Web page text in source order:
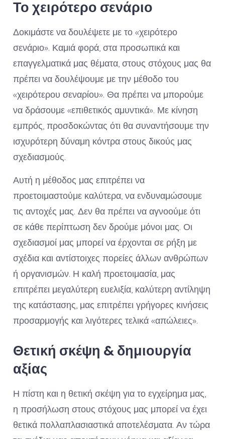
Το χειρότερο σενάριο
Δοκιμάστε να δουλέψετε με το «χειρότερο
σενάριο». Καμιά φορά, στα προσωπικά και
επαγγελματικά μας θέματα, στους στόχους μας θα
πρέπει να δουλέψουμε με την μέθοδο του
«χειρότερου σεναρίου». Θα πρέπει να μπορούμε
να δράσουμε «επιθετικός αμυντικά». Με κίνηση
εμπρός, προσδοκώντας ότι θα συναντήσουμε την
ισχυρότερη δύναμη κόντρα στους δικούς μας
σχεδιασμούς.
Αυτή η μέθοδος μας επιτρέπει να
προετοιμαστούμε καλύτερα, να ενδυναμώσουμε
τις αντοχές μας. Δεν θα πρέπει να αγνοούμε ότι
σε κάθε περίπτωση δεν δρούμε μόνοι μας. Οι
σχεδιασμοί μας μπορεί να έρχονται σε ρήξη με
σχέδια και αντίστοιχες πορείες άλλων ανθρώπων
ή οργανισμών. Η καλή προετοιμασία, μας
επιτρέπει μεγαλύτερη ευελιξία, καλύτερη αντίληψη
της κατάστασης, μας επιτρέπει γρήγορες κινήσεις
προσαρμογής και λιγότερες τελικά «απώλειες».
Θετική σκέψη & δημιουργία
αξίας
Η πίστη και η θετική σκέψη για το εγχείρημα μας,
η προσήλωση στους στόχους μας μπορεί να έχει
θετικά πολλαπλασιαστικά αποτελέσματα. Αν τώρα